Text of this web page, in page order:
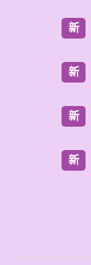
新
新
新
新